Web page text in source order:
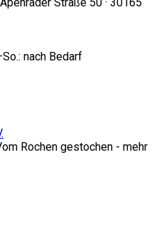
nach Bedarf
Rochen gestochen - mehr